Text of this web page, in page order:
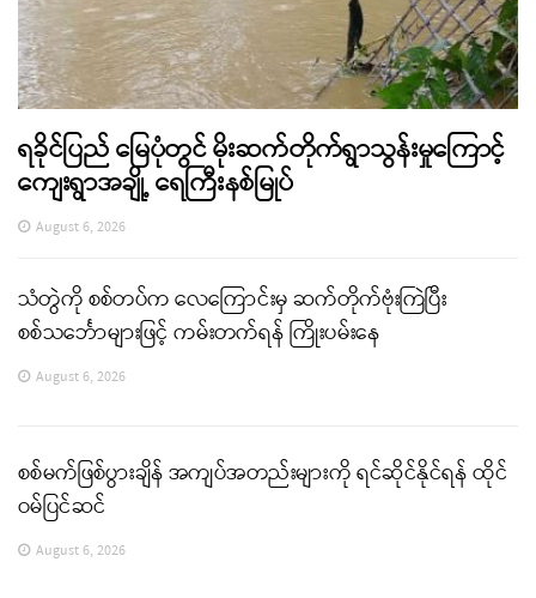
ရခိုင်ပြည် မြေပုံတွင် မိုးဆက်တိုက်ရွာသွန်းမှုကြောင့်
ကျေးရွာအချို့ ရေကြီးနစ်မြုပ်
August 6, 2026
သံတွဲကို စစ်တပ်က လေကြောင်းမှ ဆက်တိုက်ဗုံးကြဲပြီး
စစ်သင်္ဘောများဖြင့် ကမ်းတက်ရန် ကြိုးပမ်းနေ
August 6, 2026
စစ်မက်ဖြစ်ပွားချိန် အကျပ်အတည်းများကို ရင်ဆိုင်နိုင်ရန် ထိုင်
ဝမ်ပြင်ဆင်
August 6, 2026